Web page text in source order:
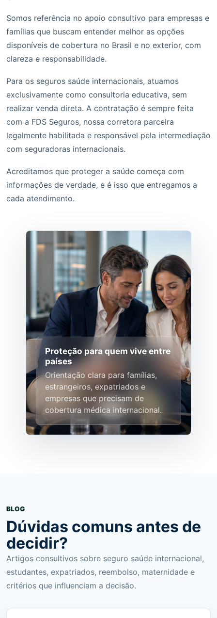
Somos referência no apoio consultivo para empresas e
famílias que buscam entender melhor as opções
disponíveis de cobertura no Brasil e no exterior, com
clareza e responsabilidade.
Para os seguros saúde internacionais, atuamos
exclusivamente como consultoria educativa, sem
realizar venda direta. A contratação é sempre feita
com a FDS Seguros, nossa corretora parceira
legalmente habilitada e responsável pela intermediação
com seguradoras internacionais.
Acreditamos que proteger a saúde começa com
informações de verdade, e é isso que entregamos a
cada atendimento.
Proteção para quem vive entre
países
Orientação clara para famílias,
estrangeiros, expatriados e
empresas que precisam de
cobertura médica internacional.
BLOG
Dúvidas comuns antes de
decidir?
Artigos consultivos sobre seguro saúde internacional,
estudantes, expatriados, reembolso, maternidade e
critérios que influenciam a decisão.